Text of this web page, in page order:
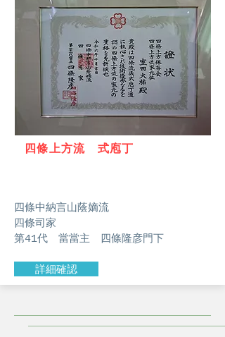
​四條上方流 式庖丁
四條中納言山蔭嫡流
四條司家
第41代 當當主 四條隆彦門下
詳細確認